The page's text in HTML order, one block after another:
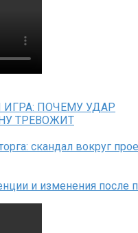
ПОЧЕМУ УДАР
ТРЕВОЖИТ
скандал вокруг
и изменения после